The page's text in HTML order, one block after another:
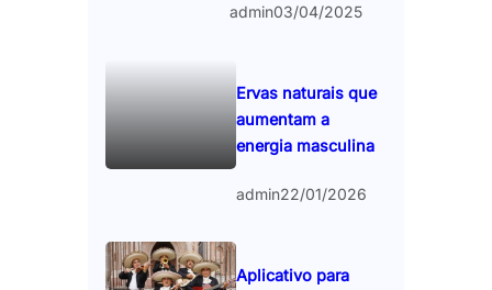
admin03/04/2025
Ervas naturais que
aumentam a
energia masculina
admin22/01/2026
Aplicativo para